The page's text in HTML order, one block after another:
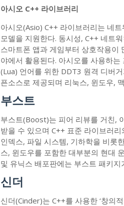
아시오 C++ 라이브러리
아시오(Asio) C++ 라이브러리는 네
모델을 지원한다. 동시성, C++ 네트
스마트폰 앱과 게임부터 상호작용이
야에서 활용된다. 아시오를 사용하
(Lua) 언어를 위한 DDT3 원격 디버
픈소스로 제공되며 리눅스, 윈도우,
부스트
부스트(Boost)는 피어 리뷰를 거친,
받을 수 있으며 C++ 표준 라이브러
인덱스, 파일 시스템, 기하학을 비롯
스, 윈도우를 포함한 대부분의 현대
및 유닉스 배포판에는 부스트 패키지
신더
신더(Cinder)는 C++를 사용한 ‘창의